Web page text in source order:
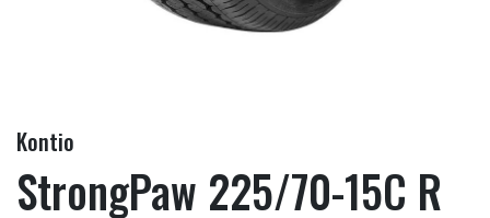
Kontio
StrongPaw 225/70-15C R